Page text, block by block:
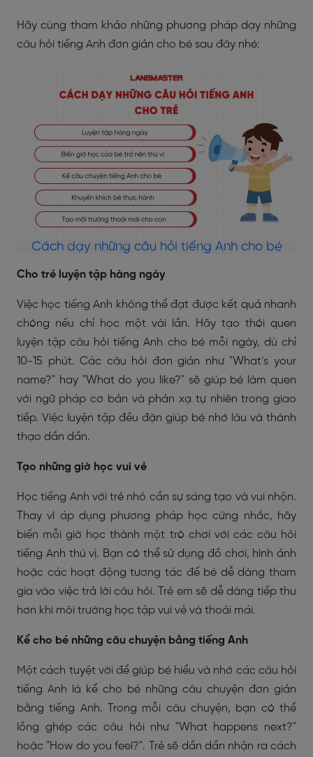
Hãy cùng tham khảo những phương pháp dạy những
câu hỏi tiếng Anh đơn giản cho bé sau đây nhé:
Cách dạy những câu hỏi tiếng Anh cho bé
Cho trẻ luyện tập hàng ngày
Việc học tiếng Anh không thể đạt được kết quả nhanh
chóng nếu chỉ học một vài lần. Hãy tạo thói quen
luyện tập câu hỏi tiếng Anh cho bé mỗi ngày, dù chỉ
10-15 phút. Các câu hỏi đơn giản như "What’s your
name?" hay "What do you like?" sẽ giúp bé làm quen
với ngữ pháp cơ bản và phản xạ tự nhiên trong giao
tiếp. Việc luyện tập đều đặn giúp bé nhớ lâu và thành
thạo dần dần.
Tạo những giờ học vui vẻ
Học tiếng Anh với trẻ nhỏ cần sự sáng tạo và vui nhộn.
Thay vì áp dụng phương pháp học cứng nhắc, hãy
biến mỗi giờ học thành một trò chơi với các câu hỏi
tiếng Anh thú vị. Bạn có thể sử dụng đồ chơi, hình ảnh
hoặc các hoạt động tương tác để bé dễ dàng tham
gia vào việc trả lời câu hỏi. Trẻ em sẽ dễ dàng tiếp thu
hơn khi môi trường học tập vui vẻ và thoải mái.
Kể cho bé những câu chuyện bằng tiếng Anh
Một cách tuyệt vời để giúp bé hiểu và nhớ các câu hỏi
tiếng Anh là kể cho bé những câu chuyện đơn giản
bằng tiếng Anh. Trong mỗi câu chuyện, bạn có thể
lồng ghép các câu hỏi như "What happens next?"
hoặc "How do you feel?". Trẻ sẽ dần dần nhận ra cách